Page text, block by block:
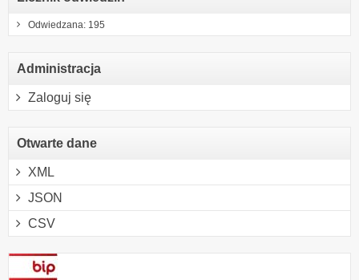
Odwiedzana: 195
Administracja
Zaloguj się
Otwarte dane
XML
JSON
CSV